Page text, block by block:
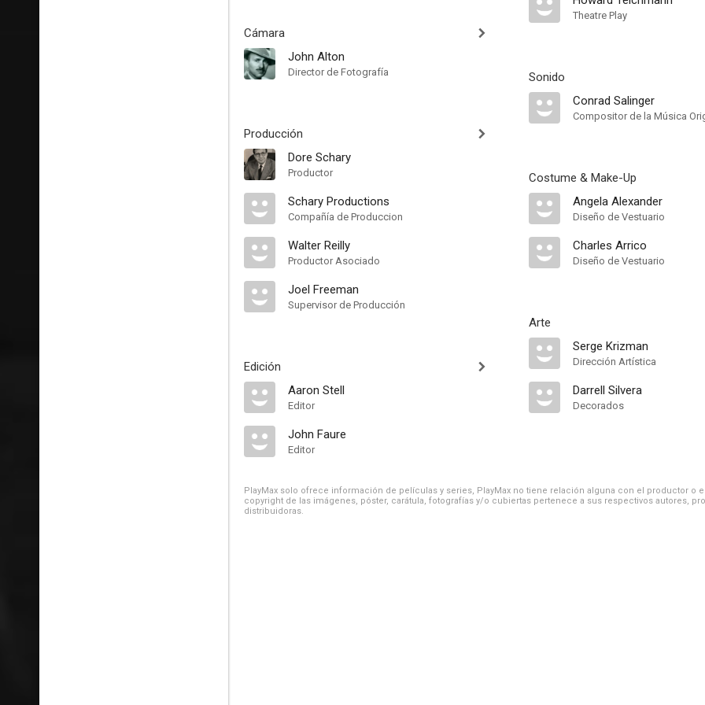
Cámara
John Alton
Director de Fotografía
Producción
Dore Schary
Productor
Schary Productions
Compañía de Produccion
Walter Reilly
Productor Asociado
Joel Freeman
Supervisor de Producción
Edición
Aaron Stell
Editor
John Faure
Editor
Theatre Play
Sonido
Conrad Salinger
Compositor de la Música
Costume & Make-Up
Angela Alexander
Diseño de Vestuario
Charles Arrico
Diseño de Vestuario
Arte
Serge Krizman
Dirección Artística
Darrell Silvera
Decorados
PlayMax solo ofrece información de películas y series, PlayMax no tiene relación alguna con el productor o
copyright de las imágenes, póster, carátula, fotografías y/o cubiertas pertenece a sus respectivos autores,
distribuidoras.